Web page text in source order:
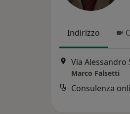
Indirizzo
Via Alessandro
Marco Falsetti
Consulenza